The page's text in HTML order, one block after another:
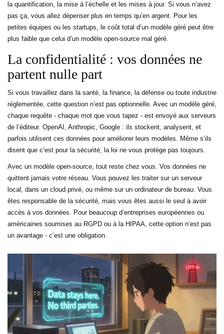
la quantification, la mise à l’échelle et les mises à jour. Si vous n’avez
pas ça, vous allez dépenser plus en temps qu’en argent. Pour les
petites équipes ou les startups, le coût total d’un modèle géré peut être
plus faible que celui d’un modèle open-source mal géré.
La confidentialité : vos données ne
partent nulle part
Si vous travaillez dans la santé, la finance, la défense ou toute industrie
réglementée, cette question n’est pas optionnelle. Avec un modèle géré,
chaque requête - chaque mot que vous tapez - est envoyé aux serveurs
de l’éditeur. OpenAI, Anthropic, Google : ils stockent, analysent, et
parfois utilisent ces données pour améliorer leurs modèles. Même s’ils
disent que c’est pour la sécurité, la loi ne vous protège pas toujours.
Avec un modèle open-source, tout reste chez vous. Vos données ne
quittent jamais votre réseau. Vous pouvez les traiter sur un serveur
local, dans un cloud privé, ou même sur un ordinateur de bureau. Vous
êtes responsable de la sécurité, mais vous êtes aussi le seul à avoir
accès à vos données. Pour beaucoup d’entreprises européennes ou
américaines soumises au RGPD ou à la HIPAA, cette option n’est pas
un avantage - c’est une obligation.